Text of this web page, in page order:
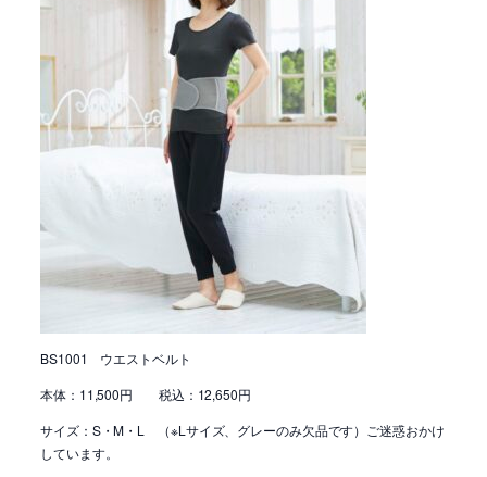
BS1001 ウエストベルト
本体：11,500円 税込：12,650円
サイズ：S・M・L （※Lサイズ、グレーのみ欠品です）ご迷惑おかけ
しています。